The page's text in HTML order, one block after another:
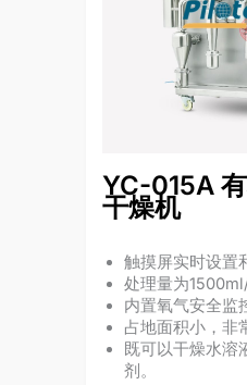
YC-015A
干燥机
触摸屏实时设置
处理量为1500ml/
内置氧气安全监
占地面积小，非
既可以干燥水溶
剂。